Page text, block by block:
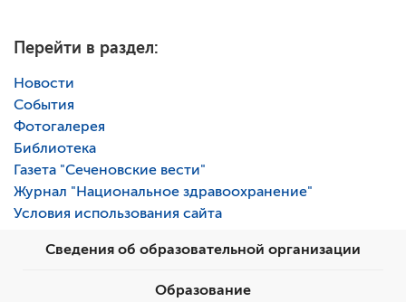
Перейти в раздел:
Новости
События
Фотогалерея
Библиотека
Газета "Сеченовские вести"
Журнал "Национальное здравоохранение"
Условия использования сайта
Сведения об образовательной организации
Образование